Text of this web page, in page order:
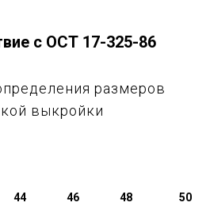
с ОСТ 17-325-86
размеров
выкройки
44 46 48 50